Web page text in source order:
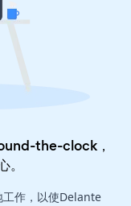
the-clock，
。
工作，以使Delante